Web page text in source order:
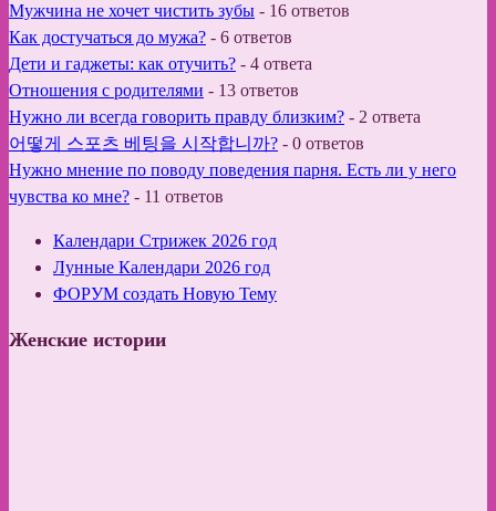
Мужчина не хочет чистить зубы - 16 ответов
Как достучаться до мужа? - 6 ответов
Дети и гаджеты: как отучить? - 4 ответа
Отношения с родителями - 13 ответов
Нужно ли всегда говорить правду близким? - 2 ответа
어떻게 스포츠 베팅을 시작합니까? - 0 ответов
Нужно мнение по поводу поведения парня. Есть ли у него
чувства ко мне? - 11 ответов
Календари Стрижек 2026 год
Лунные Календари 2026 год
ФОРУМ создать Новую Тему
Женские истории